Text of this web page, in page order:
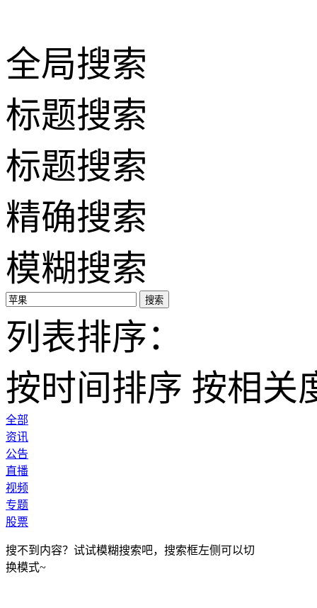
全局搜索
标题搜索
标题搜索
精确搜索
模糊搜索
搜索
列表排序：
按时间排序 按相关
全部
资讯
公告
直播
视频
专题
股票
搜不到内容？试试模糊搜索吧，搜索框左侧可以切
换模式~